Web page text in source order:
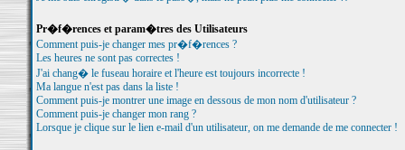
Pr�f�rences et param�tres des Utilisateurs
Comment puis-je changer mes pr�f�rences ?
Les heures ne sont pas correctes !
J'ai chang� le fuseau horaire et l'heure est toujours incorrecte !
Ma langue n'est pas dans la liste !
Comment puis-je montrer une image en dessous de mon nom d'utilisateur ?
Comment puis-je changer mon rang ?
Lorsque je clique sur le lien e-mail d'un utilisateur, on me demande de me connecter !